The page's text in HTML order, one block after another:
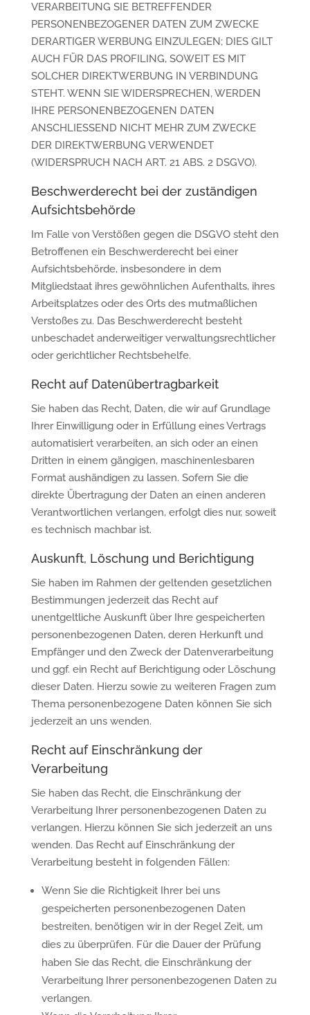
VERARBEITUNG SIE BETREFFENDER
PERSONENBEZOGENER DATEN ZUM ZWECKE
DERARTIGER WERBUNG EINZULEGEN; DIES GILT
AUCH FÜR DAS PROFILING, SOWEIT ES MIT
SOLCHER DIREKTWERBUNG IN VERBINDUNG
STEHT. WENN SIE WIDERSPRECHEN, WERDEN
IHRE PERSONENBEZOGENEN DATEN
ANSCHLIESSEND NICHT MEHR ZUM ZWECKE
DER DIREKTWERBUNG VERWENDET
(WIDERSPRUCH NACH ART. 21 ABS. 2 DSGVO).
Beschwerde­recht bei der zuständigen
Aufsichts­behörde
Im Falle von Verstößen gegen die DSGVO steht den
Betroffenen ein Beschwerderecht bei einer
Aufsichtsbehörde, insbesondere in dem
Mitgliedstaat ihres gewöhnlichen Aufenthalts, ihres
Arbeitsplatzes oder des Orts des mutmaßlichen
Verstoßes zu. Das Beschwerderecht besteht
unbeschadet anderweitiger verwaltungsrechtlicher
oder gerichtlicher Rechtsbehelfe.
Recht auf Daten­übertrag­barkeit
Sie haben das Recht, Daten, die wir auf Grundlage
Ihrer Einwilligung oder in Erfüllung eines Vertrags
automatisiert verarbeiten, an sich oder an einen
Dritten in einem gängigen, maschinenlesbaren
Format aushändigen zu lassen. Sofern Sie die
direkte Übertragung der Daten an einen anderen
Verantwortlichen verlangen, erfolgt dies nur, soweit
es technisch machbar ist.
Auskunft, Löschung und Berichtigung
Sie haben im Rahmen der geltenden gesetzlichen
Bestimmungen jederzeit das Recht auf
unentgeltliche Auskunft über Ihre gespeicherten
personenbezogenen Daten, deren Herkunft und
Empfänger und den Zweck der Datenverarbeitung
und ggf. ein Recht auf Berichtigung oder Löschung
dieser Daten. Hierzu sowie zu weiteren Fragen zum
Thema personenbezogene Daten können Sie sich
jederzeit an uns wenden.
Recht auf Einschränkung der
Verarbeitung
Sie haben das Recht, die Einschränkung der
Verarbeitung Ihrer personenbezogenen Daten zu
verlangen. Hierzu können Sie sich jederzeit an uns
wenden. Das Recht auf Einschränkung der
Verarbeitung besteht in folgenden Fällen:
Wenn Sie die Richtigkeit Ihrer bei uns
gespeicherten personenbezogenen Daten
bestreiten, benötigen wir in der Regel Zeit, um
dies zu überprüfen. Für die Dauer der Prüfung
haben Sie das Recht, die Einschränkung der
Verarbeitung Ihrer personenbezogenen Daten zu
verlangen.